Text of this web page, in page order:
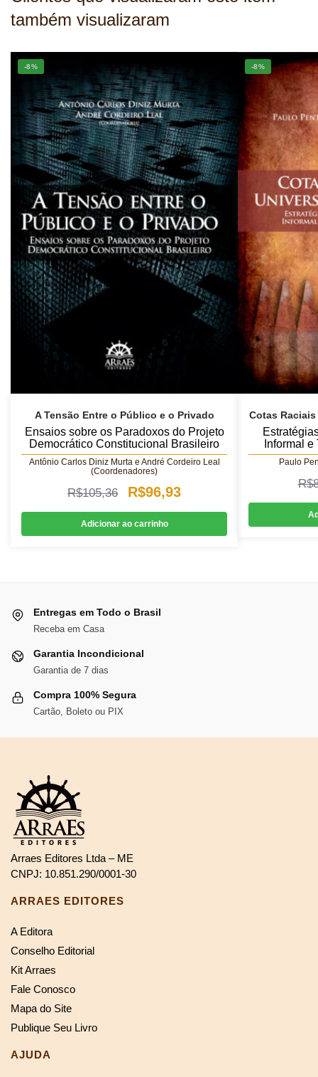
também visualizaram
-8%
A Tensão Entre o Público e o Privado
Ensaios sobre os Paradoxos do Projeto
Democrático Constitucional Brasileiro
Antônio Carlos Diniz Murta e André Cordeiro Leal
(Coordenadores)
R$105,36
O
preço
original
R$96,93O
preço
atual
Adicionar ao carrinho
-8%
Cotas
Informal
Paulo
R$
Entregas em Todo o Brasil
Receba em Casa
Garantia Incondicional
Garantia de 7 dias
Compra 100% Segura
Cartão, Boleto ou PIX
Arraes Editores Ltda – ME
CNPJ: 10.851.290/0001-30
ARRAES EDITORES
A Editora
Conselho Editorial
Kit Arraes
Fale Conosco
Mapa do Site
Publique Seu Livro
AJUDA